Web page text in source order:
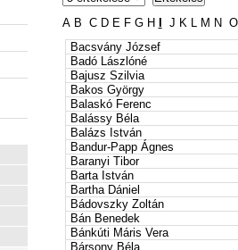
A B C D E F G H J K L M N O
Bacsvány József
Badó Lászlóné
Bajusz Szilvia
Bakos György
Balaskó Ferenc
Balássy Béla
Balázs István
Bandur-Papp Ágnes
Baranyi Tibor
Barta István
Bartha Dániel
Bádovszky Zoltán
Bán Benedek
Bánkúti Máris Vera
Bársony Béla